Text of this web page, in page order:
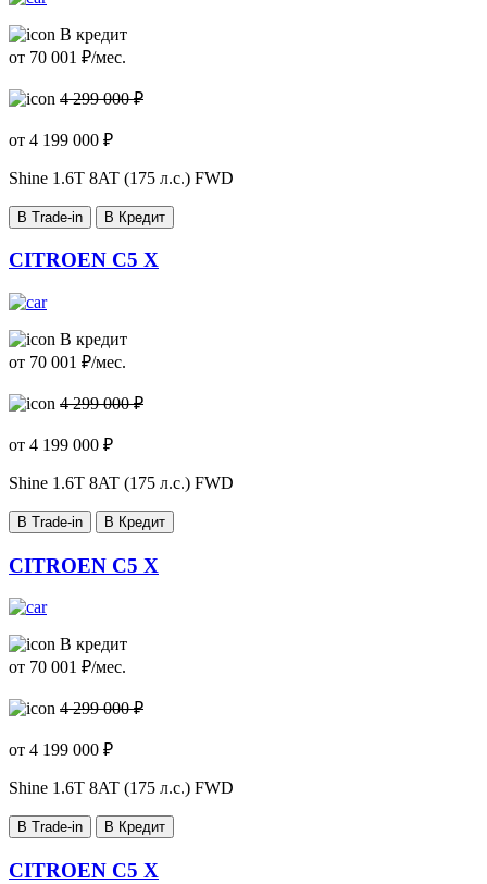
В кредит
от 70 001 ₽/мес.
4 299 000 ₽
от 4 199 000 ₽
Shine 1.6T 8AT (175 л.с.) FWD
В Trade-in В Кредит
CITROEN C5 X
В кредит
от 70 001 ₽/мес.
4 299 000 ₽
от 4 199 000 ₽
Shine 1.6T 8AT (175 л.с.) FWD
В Trade-in В Кредит
CITROEN C5 X
В кредит
от 70 001 ₽/мес.
4 299 000 ₽
от 4 199 000 ₽
Shine 1.6T 8AT (175 л.с.) FWD
В Trade-in В Кредит
CITROEN C5 X